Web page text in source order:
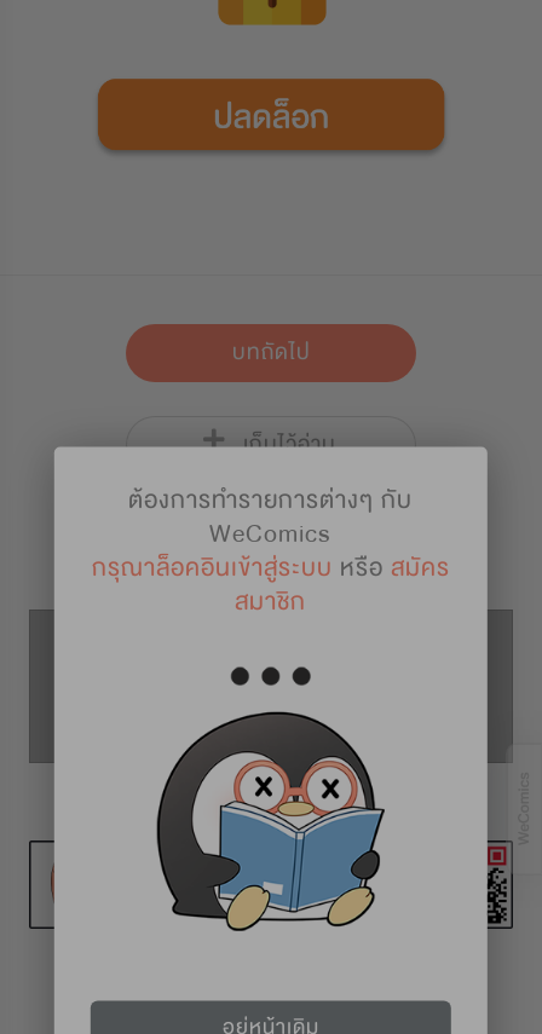
บทถัดไป
เก็บไว้อ่าน
รายละเอียดการ์ตูน
ตอนที่ 39
วันอาทิตย์
ต้องการทำรายการต่างๆ กับ
WeComics
กรุณาล็อคอินเข้าสู่ระบบ หรือ สมัคร
สมาชิก
อยู่หน้าเดิม